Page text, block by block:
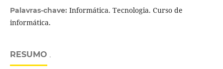
Palavras-chave: Informática. Tecnologia. Curso de
informática.
RESUMO .